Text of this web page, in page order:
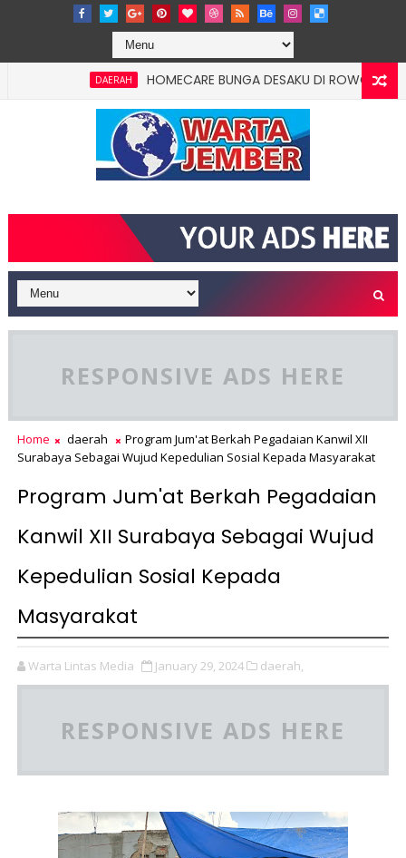
DAERAH HOMECARE BUNGA DESAKU DI ROWOTAMTU:
RESPONSIVE ADS HERE
Home daerah
Program Jum'at Berkah Pegadaian Kanwil XII
Surabaya Sebagai Wujud Kepedulian Sosial Kepada Masyarakat
Program Jum'at Berkah Pegadaian
Kanwil XII Surabaya Sebagai Wujud
Kepedulian Sosial Kepada
Masyarakat
Warta Lintas Media January 29, 2024 daerah,
RESPONSIVE ADS HERE